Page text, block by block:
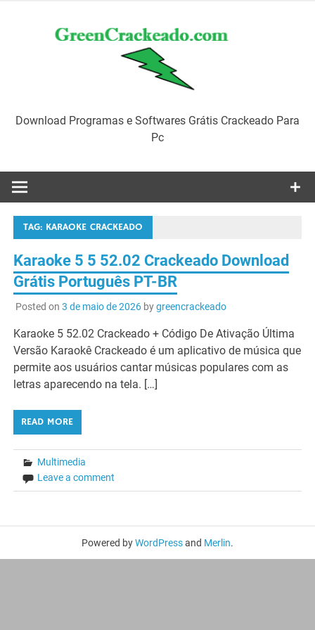
Download Programas e Softwares Grátis Crackeado Para
Pc
TAG: KARAOKE CRACKEADO
Karaoke 5 5 52.02 Crackeado Download
Grátis Português PT-BR
Posted on 3 de maio de 2026bygreencrackeado
Karaoke 5 52.02 Crackeado + Código De Ativação Última
Versão Karaokê Crackeado é um aplicativo de música que
permite aos usuários cantar músicas populares com as
letras aparecendo na tela. […]
READ MORE
Multimedia
Leave a comment
Powered byWordPressand Merlin.